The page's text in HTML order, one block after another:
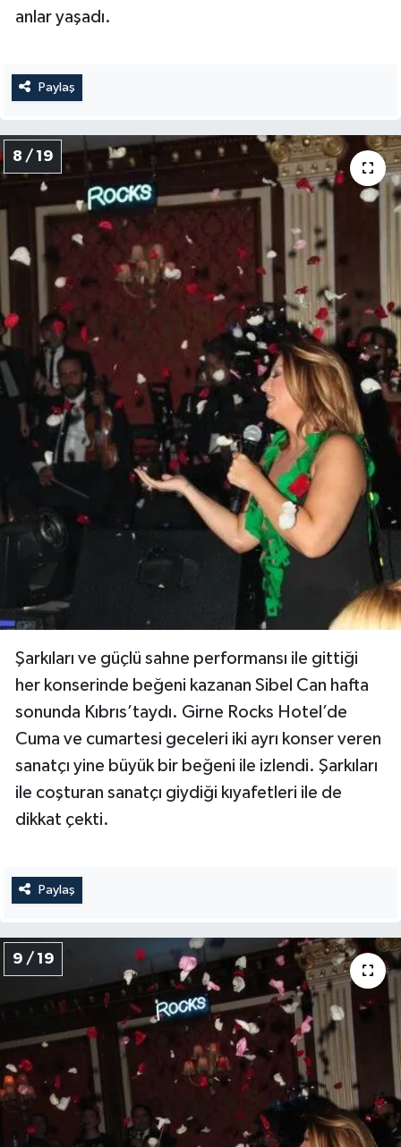
anlar yaşadı.
Paylaş
8 / 19
Şarkıları ve güçlü sahne performansı ile gittiği
her konserinde beğeni kazanan Sibel Can hafta
sonunda Kıbrıs’taydı. Girne Rocks Hotel’de
Cuma ve cumartesi geceleri iki ayrı konser veren
sanatçı yine büyük bir beğeni ile izlendi. Şarkıları
ile coşturan sanatçı giydiği kıyafetleri ile de
dikkat çekti.
Paylaş
9 / 19